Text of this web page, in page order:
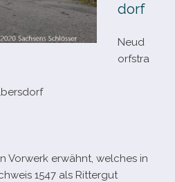
dorf
Neud
orfstra
Vorwerk erwähnt, wel­ches in
1547 als Rittergut